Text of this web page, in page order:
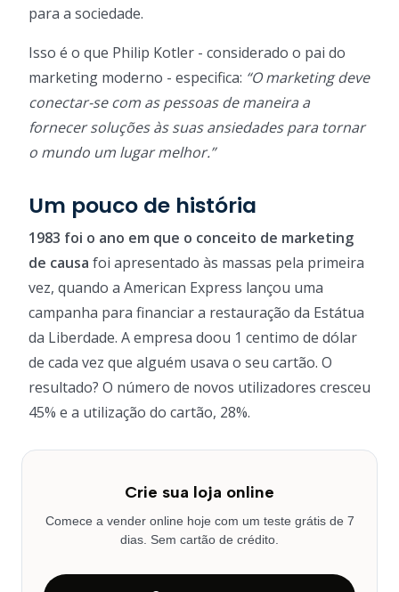
para a sociedade.
Isso é o que Philip Kotler - considerado o pai do
marketing moderno - especifica: “O marketing deve
conectar-se com as pessoas de maneira a
fornecer soluções às suas ansiedades para tornar
o mundo um lugar melhor.”
Um pouco de história
1983 foi o ano em que o conceito de marketing
de causa foi apresentado às massas pela primeira
vez, quando a American Express lançou uma
campanha para financiar a restauração da Estátua
da Liberdade. A empresa doou 1 centimo de dólar
de cada vez que alguém usava o seu cartão. O
resultado? O número de novos utilizadores cresceu
45% e a utilização do cartão, 28%.
Crie sua loja online
Comece a vender online hoje com um teste grátis de 7
dias. Sem cartão de crédito.